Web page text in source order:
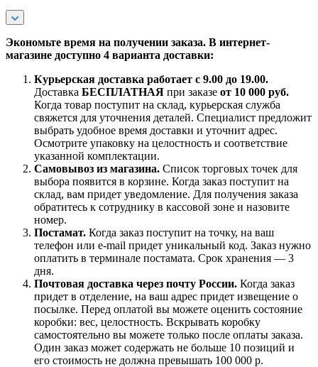
Экономьте время на получении заказа. В интернет-
магазине доступно 4 варианта доставки:
Курьерская доставка работает с 9.00 до 19.00.
Доставка БЕСПЛАТНАЯ при заказе от 10 000 руб.
Когда товар поступит на склад, курьерская служба
свяжется для уточнения деталей. Специалист предложит
выбрать удобное время доставки и уточнит адрес.
Осмотрите упаковку на целостность и соответствие
указанной комплектации.
Самовывоз из магазина. Список торговых точек для
выбора появится в корзине. Когда заказ поступит на
склад, вам придет уведомление. Для получения заказа
обратитесь к сотруднику в кассовой зоне и назовите
номер.
Постамат. Когда заказ поступит на точку, на ваш
телефон или e-mail придет уникальный код. Заказ нужно
оплатить в терминале постамата. Срок хранения — 3
дня.
Почтовая доставка через почту России. Когда заказ
придет в отделение, на ваш адрес придет извещение о
посылке. Перед оплатой вы можете оценить состояние
коробки: вес, целостность. Вскрывать коробку
самостоятельно вы можете только после оплаты заказа.
Один заказ может содержать не больше 10 позиций и
его стоимость не должна превышать 100 000 р.